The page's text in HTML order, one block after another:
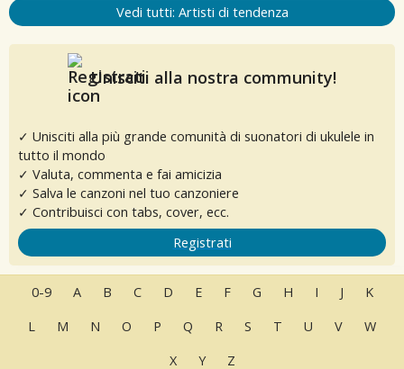
Vedi tutti: Artisti di tendenza
Unisciti alla nostra community!
✓ Unisciti alla più grande comunità di suonatori di ukulele in
tutto il mondo
✓ Valuta, commenta e fai amicizia
✓ Salva le canzoni nel tuo canzoniere
✓ Contribuisci con tabs, cover, ecc.
Registrati
0-9 A B C D E F G H I J
K
L
M N O P Q R S T U V
W
X
Y Z